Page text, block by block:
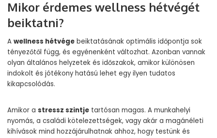
Mikor érdemes wellness hétvégét
beiktatni?
A wellness hétvége beiktatásának optimális időpontja sok
tényezőtől függ, és egyénenként változhat. Azonban vannak
olyan általános helyzetek és időszakok, amikor különösen
indokolt és jótékony hatású lehet egy ilyen tudatos
kikapcsolódás.
Amikor a stressz szintje tartósan magas. A munkahelyi
nyomás, a családi kötelezettségek, vagy akár a magánéleti
kihívások mind hozzájárulhatnak ahhoz, hogy testünk és